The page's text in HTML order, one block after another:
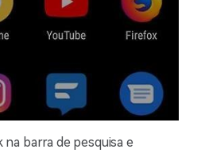
barra de pesquisa e